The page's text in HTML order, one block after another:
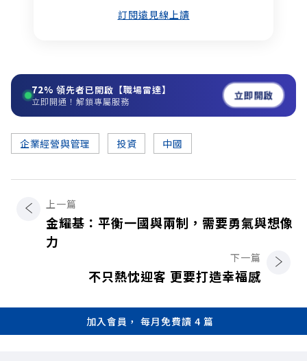
訂閱遠見線上讀
72% 領先者已開啟【職場雷達】
立即開通！解鎖專屬服務 立即開啟
企業經營與管理 投資 中國
上一篇
金耀基：平衡一國與兩制，需要勇氣與想像
力
下一篇
不只熱忱迎客 更要打造幸福感
加入會員， 每月免費讀 4 篇